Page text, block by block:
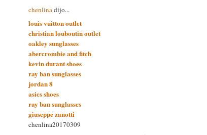
chenlinadijo...
louis vuitton outlet
christian louboutin outlet
oakley sunglasses
abercrombie and fitch
kevin durant shoes
ray ban sunglasses
jordan 8
asics shoes
ray ban sunglasses
giuseppe zanotti
chenlina20170309